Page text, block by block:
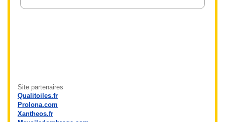
Site partenaires
Qualitoiles.fr
Prolona.com
Xantheos.fr